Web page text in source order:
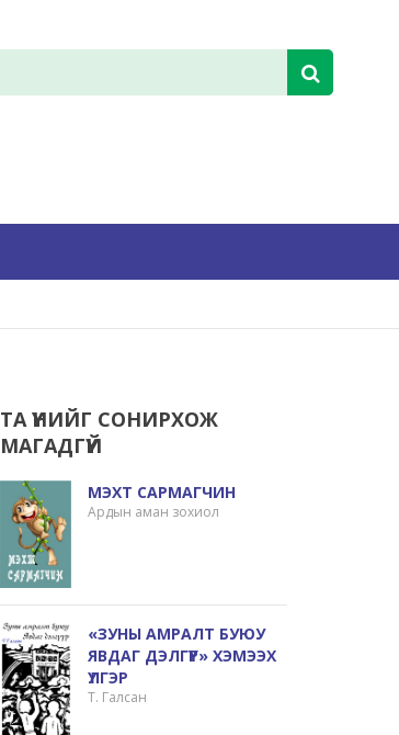
ТА ҮҮНИЙГ СОНИРХОЖ
МАГАДГҮЙ
МЭХТ САРМАГЧИН
Ардын аман зохиол
«ЗУНЫ АМРАЛТ БУЮУ
ЯВДАГ ДЭЛГҮҮР» ХЭМЭЭХ
ҮЛГЭР
Т. Галсан